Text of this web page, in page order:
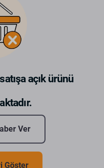
açık ürünü
Ver
Göster